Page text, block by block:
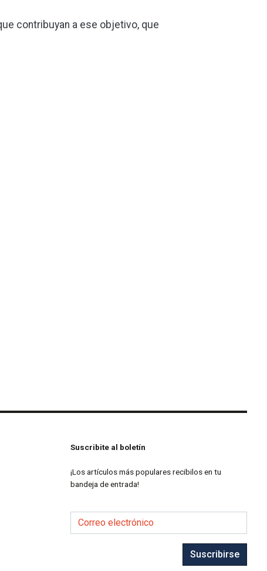
contribuyan a ese objetivo, que
Suscribite al boletín
¡Los artículos más populares recibilos en tu
bandeja de entrada!
Correo electrónico
Suscribirse